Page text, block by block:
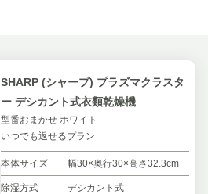
SHARP (シャープ) プラズマクラスタ
ー デシカント式衣類乾燥機
型番おまかせ ホワイト
いつでも返せるプラン
本体サイズ 幅30×奥行30×高さ32.3cm
除湿方式 デシカント式